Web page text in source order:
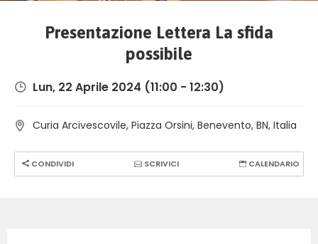
Presentazione Lettera La sfida
possibile
Lun, 22 Aprile 2024 (11:00 - 12:30)
Curia Arcivescovile, Piazza Orsini, Benevento, BN, Italia
CONDIVIDI SCRIVICI CALENDARIO